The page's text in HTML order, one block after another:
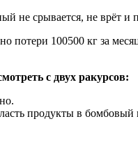
не срывается, не врёт и
потери 100500 кг за
с двух ракурсов:
продукты в бомбовый